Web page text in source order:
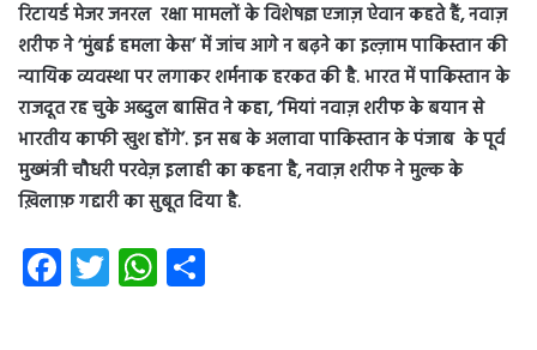
रिटायर्ड मेजर जनरल रक्षा मामलों के विशेषज्ञ एजाज़ ऐवान कहते हैं, नवाज़
शरीफ ने ‘मुंबई हमला केस’ में जांच आगे न बढ़ने का इल्ज़ाम पाकिस्तान की
न्यायिक व्यवस्था पर लगाकर शर्मनाक हरकत की है. भारत में पाकिस्तान के
राजदूत रह चुके अब्दुल बासित ने कहा, ‘मियां नवाज़ शरीफ के बयान से
भारतीय काफी खुश होंगे’. इन सब के अलावा पाकिस्तान के पंजाब के पूर्व
मुख्मंत्री चौधरी परवेज़ इलाही का कहना है, नवाज़ शरीफ ने मुल्क के
ख़िलाफ़ गद्दारी का सुबूत दिया है.
Fa
ce
T
wi
W
ha